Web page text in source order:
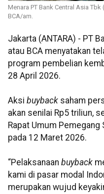
Menara PT Bank Central Asia
BCA/am.
Jakarta (ANTARA) - PT
atau BCA menyatakan
program pembelian
28 April 2026.
Aksi buyback saham
akan senilai Rp5 triliun,
Rapat Umum Pemegang
pada 12 Maret 2026.
“Pelaksanaan buyback
kami di pasar modal
merupakan wujud